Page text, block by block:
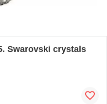
Swarovski crystals